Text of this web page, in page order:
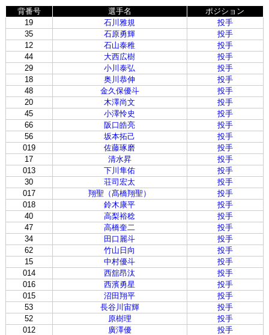
背番号 選手名
ポジション
19
石川雅規
投手
35
石原勇輝
投手
12
石山泰稚
投手
44
大西広樹
投手
29
小川泰弘
投手
18
奥川恭伸
投手
48
金久保優斗
投手
20
木澤尚文
投手
45
小澤怜史
投手
66
阪口皓亮
投手
56
坂本拓己
投手
019
佐藤琢磨
投手
17
清水昇
投手
013
下川隼佑
投手
30
荘司宏太
投手
017
翔聖（髙橋翔聖）
投手
018
鈴木康平
投手
40
高梨裕稔
投手
47
高橋奎二
投手
34
田口麗斗
投手
62
竹山日向
投手
15
中村優斗
投手
014
西舘昂汰
投手
016
西濱勇星
投手
015
沼田翔平
投手
53
長谷川宙輝
投手
52
原樹理
投手
012
廣澤優
投手